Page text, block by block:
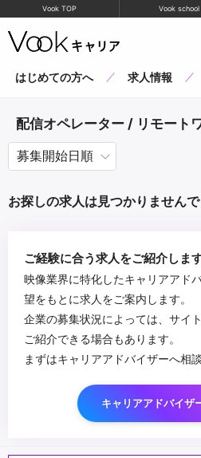
Vook TOP Vook school
はじめての方へ 求人情報
配信オペレーター / リモート
お探しの求人は見つかりませんで
ご経験に合う求人をご紹介しま
映像業界に特化したキャリアアド
望をもとに求人をご案内します。
企業の募集状況によっては、サイ
ご紹介できる場合もあります。
まずはキャリアアドバイザーへ相
キャリアアドバイザ